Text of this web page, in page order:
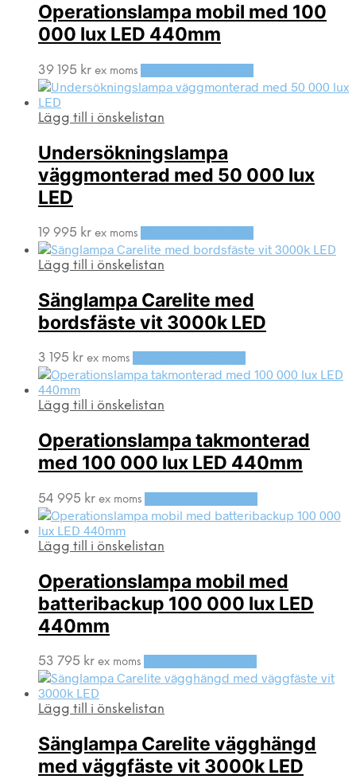
Operationslampa mobil med 100
000 lux LED 440mm
39 195 kr ex moms
Lägg till i önskelistan
Undersökningslampa
väggmonterad med 50 000 lux
LED
19 995 kr ex moms
Lägg till i önskelistan
Sänglampa Carelite med
bordsfäste vit 3000k LED
3 195 kr ex moms
Lägg till i önskelistan
Operationslampa takmonterad
med 100 000 lux LED 440mm
54 995 kr ex moms
Lägg till i önskelistan
Operationslampa mobil med
batteribackup 100 000 lux LED
440mm
53 795 kr ex moms
Lägg till i önskelistan
Sänglampa Carelite vägghängd
med väggfäste vit 3000k LED